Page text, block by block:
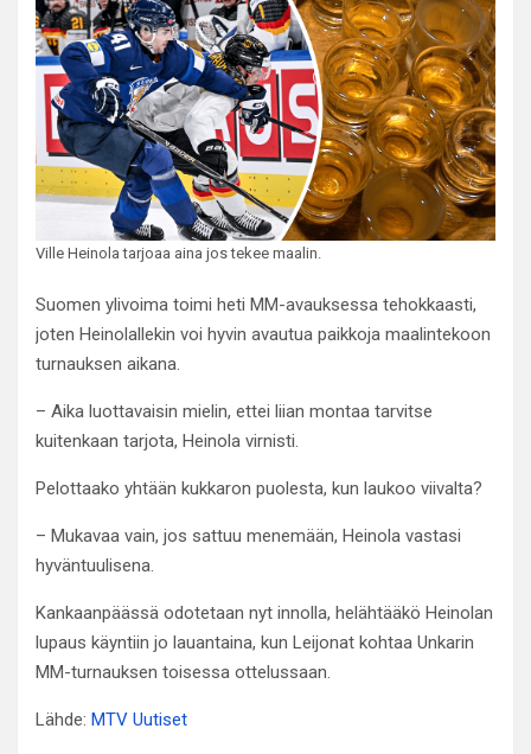
Ville Heinola tarjoaa aina jos tekee maalin.
Suomen ylivoima toimi heti MM-avauksessa tehokkaasti,
joten Heinolallekin voi hyvin avautua paikkoja maalintekoon
turnauksen aikana.
– Aika luottavaisin mielin, ettei liian montaa tarvitse
kuitenkaan tarjota, Heinola virnisti.
Pelottaako yhtään kukkaron puolesta, kun laukoo viivalta?
– Mukavaa vain, jos sattuu menemään, Heinola vastasi
hyväntuulisena.
Kankaanpäässä odotetaan nyt innolla, helähtääkö Heinolan
lupaus käyntiin jo lauantaina, kun Leijonat kohtaa Unkarin
MM-turnauksen toisessa ottelussaan.
Lähde: MTV Uutiset